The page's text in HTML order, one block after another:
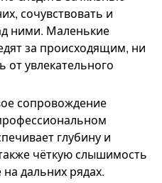
сочувствовать и
ними. Маленькие
за происходящим, ни
от увлекательного
сопровождение
глубину и
чёткую слышимость
дальних рядах.